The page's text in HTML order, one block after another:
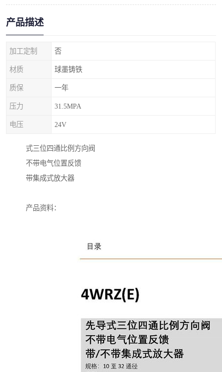
产品描述
加工定制 否
材质 球墨铸铁
质保 一年
压力 31.5MPA
电压 24V
式三位四通比例方向阀
不带电气位置反馈
带集成式放大器
产品资料：